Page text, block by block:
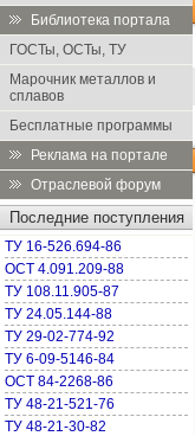
Библиотека портала
ГОСТы, ОСТы, ТУ
Марочник металлов и
сплавов
Бесплатные программы
Реклама на портале
Отраслевой форум
Последние поступления
ТУ 16-526.694-86
ОСТ 4.091.209-88
ТУ 108.11.905-87
ТУ 24.05.144-88
ТУ 29-02-774-92
ТУ 6-09-5146-84
ОСТ 84-2268-86
ТУ 48-21-521-76
ТУ 48-21-30-82